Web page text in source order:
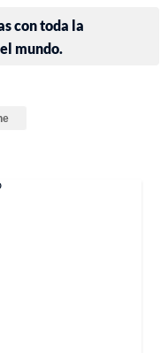
con toda la
mundo.